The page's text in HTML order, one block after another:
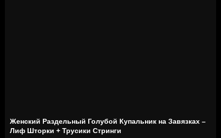
Женский Раздельный Голубой Купальник на Завязках –
Лиф Шторки + Трусики Стринги